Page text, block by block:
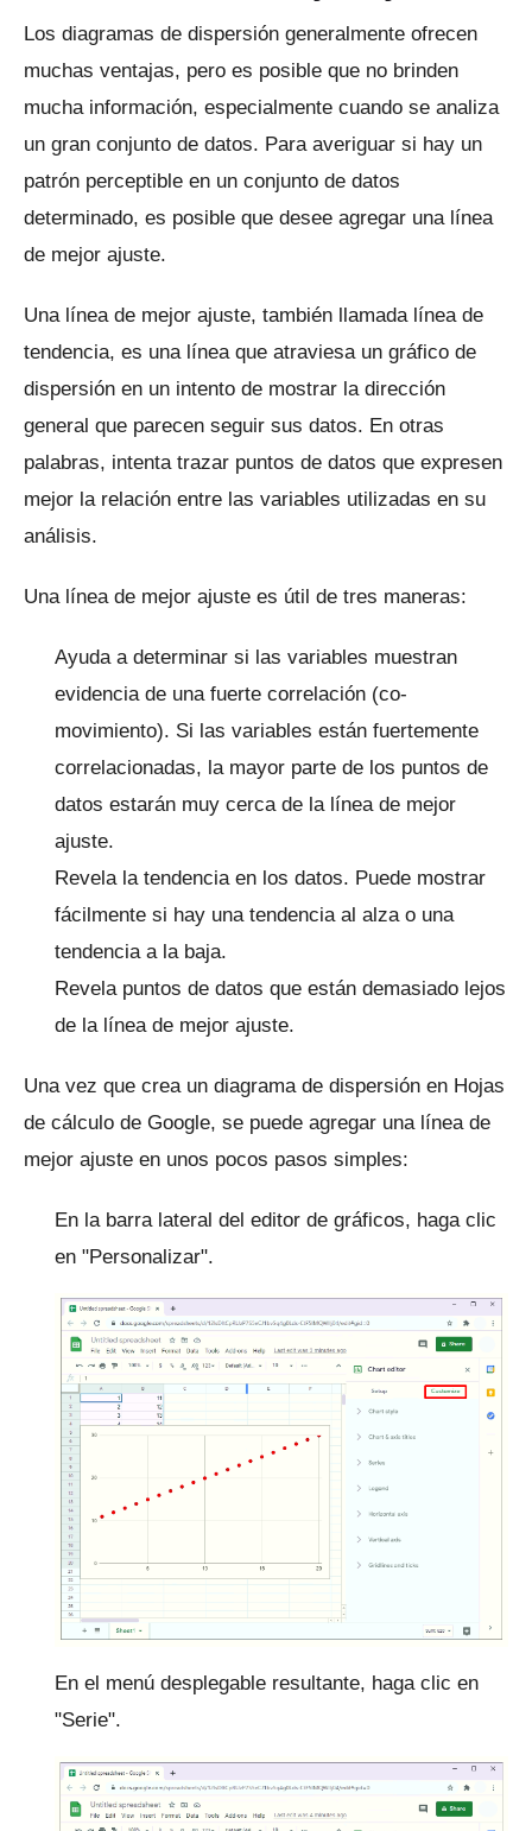
Los diagramas de dispersión generalmente ofrecen
muchas ventajas, pero es posible que no brinden
mucha información, especialmente cuando se analiza
un gran conjunto de datos. Para averiguar si hay un
patrón perceptible en un conjunto de datos
determinado, es posible que desee agregar una línea
de mejor ajuste.
Una línea de mejor ajuste, también llamada línea de
tendencia, es una línea que atraviesa un gráfico de
dispersión en un intento de mostrar la dirección
general que parecen seguir sus datos. En otras
palabras, intenta trazar puntos de datos que expresen
mejor la relación entre las variables utilizadas en su
análisis.
Una línea de mejor ajuste es útil de tres maneras:
Ayuda a determinar si las variables muestran
evidencia de una fuerte correlación (co-
movimiento). Si las variables están fuertemente
correlacionadas, la mayor parte de los puntos de
datos estarán muy cerca de la línea de mejor
ajuste.
Revela la tendencia en los datos. Puede mostrar
fácilmente si hay una tendencia al alza o una
tendencia a la baja.
Revela puntos de datos que están demasiado lejos
de la línea de mejor ajuste.
Una vez que crea un diagrama de dispersión en Hojas
de cálculo de Google, se puede agregar una línea de
mejor ajuste en unos pocos pasos simples:
En la barra lateral del editor de gráficos, haga clic
en "Personalizar".
En el menú desplegable resultante, haga clic en
"Serie".